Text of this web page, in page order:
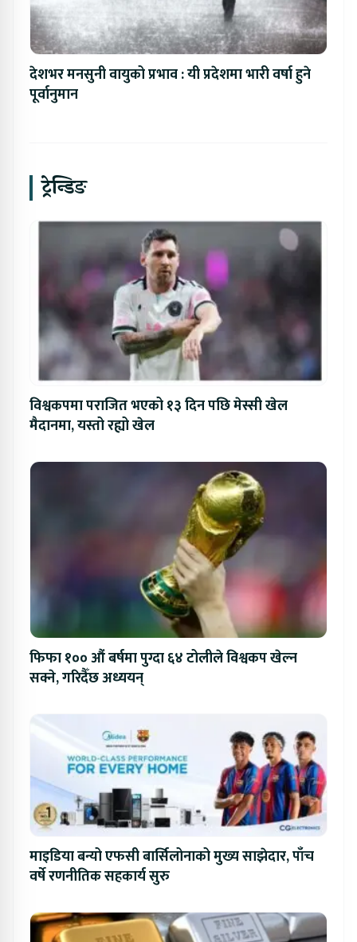
देशभर मनसुनी वायुको प्रभाव : यी प्रदेशमा भारी वर्षा हुने
पूर्वानुमान
ट्रेन्डिङ
विश्वकपमा पराजित भएको १३ दिन पछि मेस्सी खेल
मैदानमा, यस्तो रह्यो खेल
फिफा १०० औं बर्षमा पुग्दा ६४ टोलीले विश्वकप खेल्न
सक्ने, गरिदैँछ अध्ययन्
माइडिया बन्यो एफसी बार्सिलोनाको मुख्य साझेदार, पाँच
वर्षे रणनीतिक सहकार्य सुरु